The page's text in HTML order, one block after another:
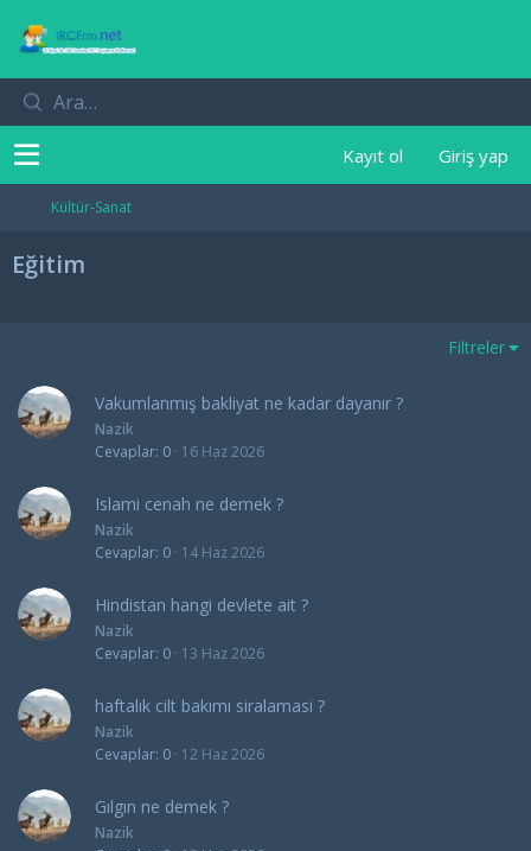
Kayıt ol Giriş yap
Kültür-Sanat
Eğitim
Filtreler
Vakumlanmış bakliyat ne kadar dayanır ?
Nazik
Cevaplar 0 16 Haz 2026
Islami cenah ne demek ?
Nazik
Cevaplar 0 14 Haz 2026
Hindistan hangi devlete ait ?
Nazik
Cevaplar 0 13 Haz 2026
haftalık cilt bakımı siralamasi ?
Nazik
Cevaplar 0 12 Haz 2026
Gılgın ne demek ?
Nazik